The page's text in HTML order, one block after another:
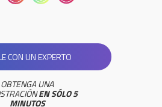
CON UN EXPERTO
OBTENGA UNA
EN SÓLO 5
MINUTOS